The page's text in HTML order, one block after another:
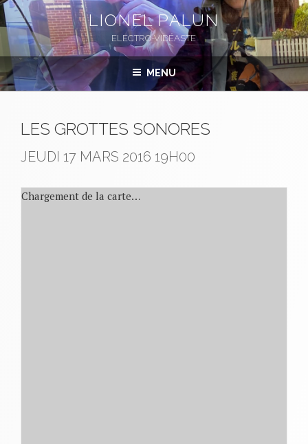
Aller
au
contenu
principal
LIONEL PALUN
ELECTRO-VIDÉASTE
MENU
LES GROTTES SONORES
JEUDI 17 MARS 2016 19H00
Chargement de la carte…